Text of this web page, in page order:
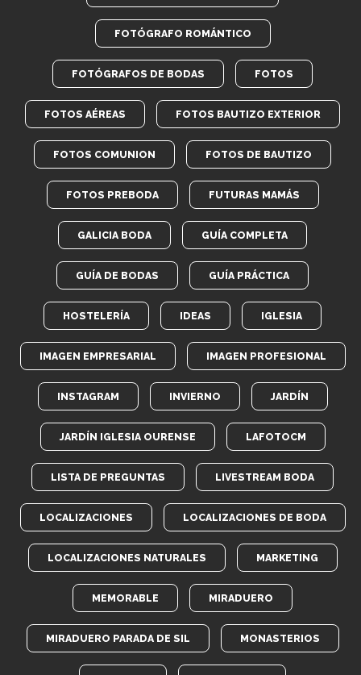
FOTÓGRAFO ROMÁNTICO
FOTÓGRAFOS DE BODAS FOTOS
FOTOS AÉREAS FOTOS BAUTIZO EXTERIOR
FOTOS COMUNION FOTOS DE BAUTIZO
FOTOS PREBODA FUTURAS MAMÁS
GALICIA BODA GUÍA COMPLETA
GUÍA DE BODAS GUÍA PRÁCTICA
HOSTELERÍA IDEAS IGLESIA
IMAGEN EMPRESARIAL IMAGEN PROFESIONAL
INSTAGRAM INVIERNO JARDÍN
JARDÍN IGLESIA OURENSE LAFOTOCM
LISTA DE PREGUNTAS LIVESTREAM BODA
LOCALIZACIONES LOCALIZACIONES DE BODA
LOCALIZACIONES NATURALES MARKETING
MEMORABLE MIRADUERO
MIRADUERO PARADA DE SIL MONASTERIOS